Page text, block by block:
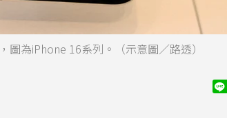
為iPhone 16系列。（示意圖／路透）